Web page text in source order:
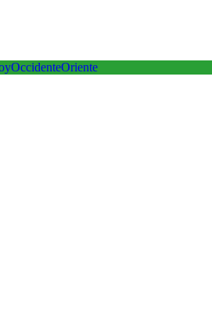
OccidenteOriente